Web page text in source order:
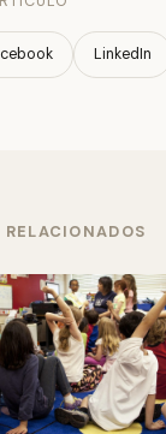
LinkedIn